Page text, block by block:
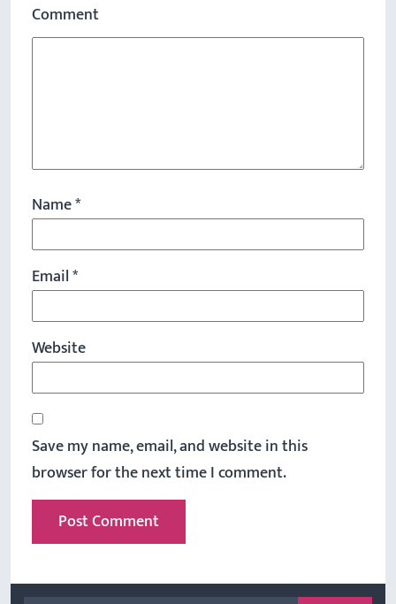
Comment
Name*
Email*
Website
Save my name, email, and website in this
browser for the next time I comment.